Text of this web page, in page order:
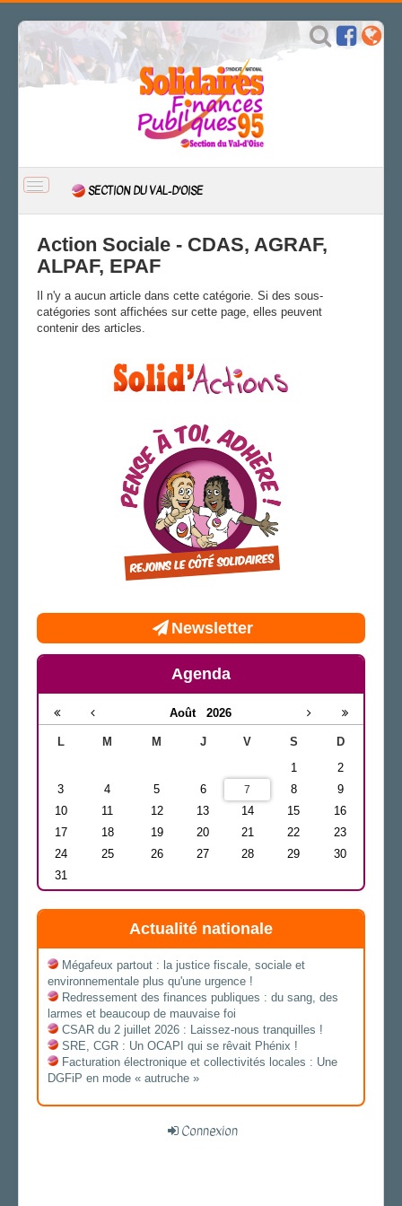
BASCULER
NAVIGATION
SECTION DU VAL-D'OISE
CAP/Recours
FS SSCT
SOLIDAIREMENT VÔTRE 95
Action Sociale - CDAS, AGRAF,
ALPAF, EPAF
Il n'y a aucun article dans cette catégorie. Si des sous-
catégories sont affichées sur cette page, elles peuvent
contenir des articles.
Newsletter
Agenda
Août 2026
L M M J V S
D
1
2
3
4 5 6 7 8
9
10
11 12 13 14 15
16
17
18 19 20 21 22
23
24
25 26 27 28 29
30
31
Actualité nationale
Mégafeux partout : la justice fiscale, sociale et
environnementale plus qu'une urgence !
Redressement des finances publiques : du sang, des
larmes et beaucoup de mauvaise foi
CSAR du 2 juillet 2026 : Laissez-nous tranquilles !
SRE, CGR : Un OCAPI qui se rêvait Phénix !
Facturation électronique et collectivités locales : Une
DGFiP en mode « autruche »
Connexion